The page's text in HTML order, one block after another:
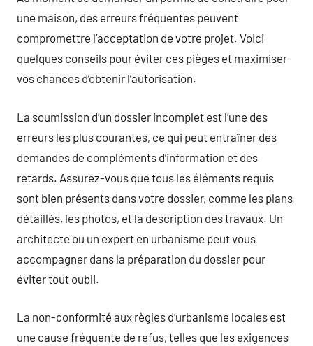
une maison, des erreurs fréquentes peuvent
compromettre l’acceptation de votre projet. Voici
quelques conseils pour éviter ces pièges et maximiser
vos chances d’obtenir l’autorisation.
La soumission d’un dossier incomplet est l’une des
erreurs les plus courantes, ce qui peut entraîner des
demandes de compléments d’information et des
retards. Assurez-vous que tous les éléments requis
sont bien présents dans votre dossier, comme les plans
détaillés, les photos, et la description des travaux. Un
architecte ou un expert en urbanisme peut vous
accompagner dans la préparation du dossier pour
éviter tout oubli.
La non-conformité aux règles d’urbanisme locales est
une cause fréquente de refus, telles que les exigences